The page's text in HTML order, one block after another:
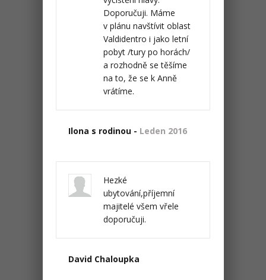
Doporučuji. Máme
v plánu navštívit oblast
Valdidentro i jako letní
pobyt /tury po horách/
a rozhodně se těšíme
na to, že se k Anně
vrátíme.
Ilona s rodinou - Leden 2016
Hezké
ubytování,příjemní
majitelé všem vřele
doporučuji.
David Chaloupka